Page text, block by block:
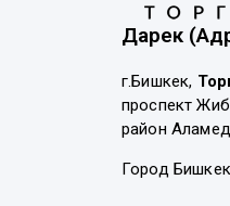
Дарек
г.Бишкек,
проспект
район
Город